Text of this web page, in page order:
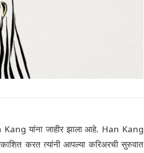
Kang यांना जाहीर झाला आहे. Han Kang
करत त्यांनी आपल्या करिअरची सुरुवात